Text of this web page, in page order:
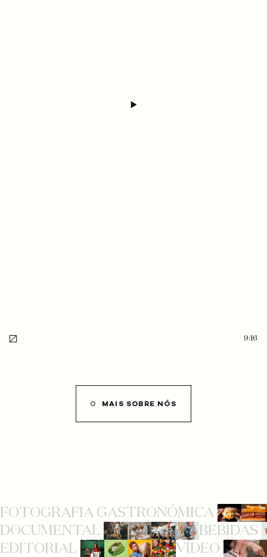
9:16
MAIS SOBRE NÓS
FOTOGRAFIA GASTRONÓMICA
DOCUMENTAL
BEBIDAS
EDITORIAL
VÍDEO